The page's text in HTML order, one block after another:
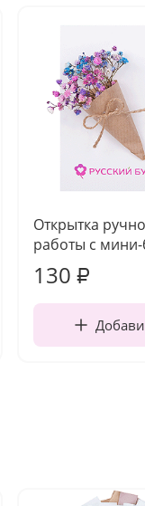
Открытка
работы с мини-
130 ₽